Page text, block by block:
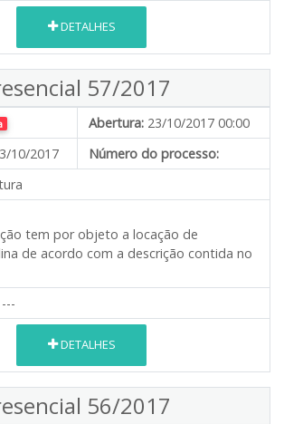
DETALHES
57/2017
Abertura: 23/10/2017 00:00
10/2017
Número do processo:
tem por objeto a locação de
de acordo com a descrição contida no
---
DETALHES
56/2017